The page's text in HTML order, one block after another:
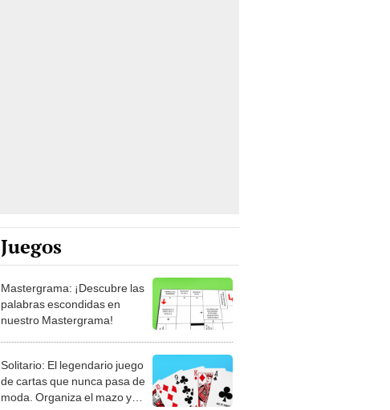
Juegos
Mastergrama: ¡Descubre las
palabras escondidas en
nuestro Mastergrama!
Solitario: El legendario juego
de cartas que nunca pasa de
moda. Organiza el mazo y